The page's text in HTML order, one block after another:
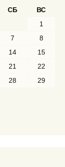
СБ ВС
1
7
8
14
15
21
22
28
29